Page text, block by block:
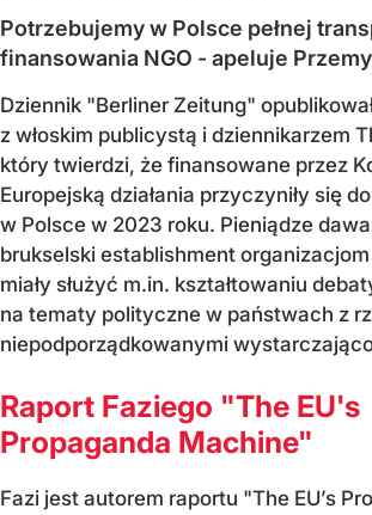
Potrzebujemy w Polsce pełnej
finansowania NGO - apeluje
Dziennik "Berliner Zeitung"
z włoskim publicystą i dziennikarzem
który twierdzi, że finansowane przez
Europejską działania przyczyniły się
w Polsce w 2023 roku. Pieniądze
brukselski establishment
miały służyć m.in. kształtowaniu
na tematy polityczne w państwach z
niepodporządkowanymi
Raport Faziego "The EU's
Propaganda Machine"
Fazi jest autorem raportu "The EU’s